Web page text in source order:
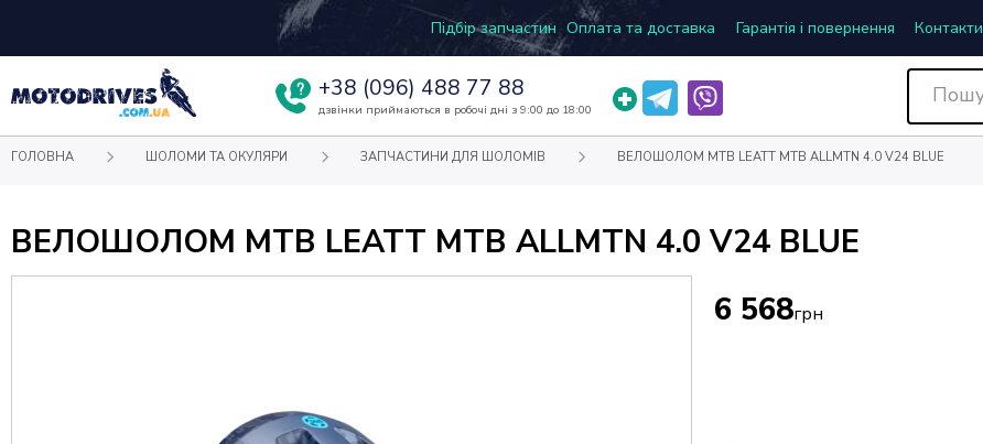
Підбір запчастин Оплата та доставка Гарантія і повернення Контакти
+38 (096) 488 77 88
дзвінки приймаються в робочі дні з 9:00 до 18:00
ГОЛОВНА ШОЛОМИ ТА ОКУЛЯРИ ЗАПЧАСТИНИ ДЛЯ ШОЛОМІВ ВЕЛОШОЛОМ MTB LEATT MTB ALLMTN 4.0 V24 BLUE
ВЕЛОШОЛОМ MTB LEATT MTB ALLMTN 4.0 V24 BLUE
6 568грн